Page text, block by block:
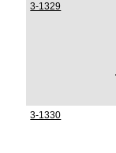
3-1329
3-1330